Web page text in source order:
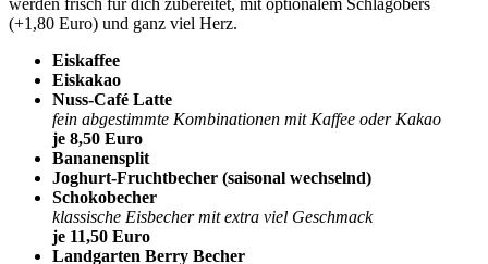
(+1,80 Euro) und ganz viel Herz.
Eiskaffee
Eiskakao
Nuss-Café Latte
fein abgestimmte Kombinationen mit Kaffee oder Kakao
je 8,50 Euro
Bananensplit
Joghurt-Fruchtbecher (saisonal wechselnd)
Schokobecher
klassische Eisbecher mit extra viel Geschmack
je 11,50 Euro
Landgarten Berry Becher